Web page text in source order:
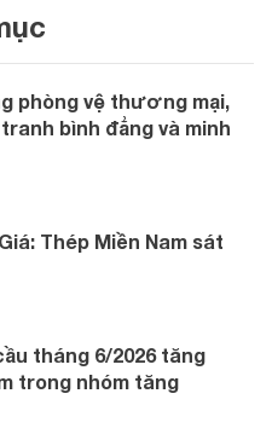
phòng vệ thương mại,
bình đẳng và minh
Thép Miền Nam sát
tháng 6/2026 tăng
trong nhóm tăng